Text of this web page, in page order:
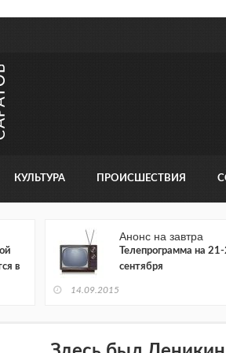
КУЛЬТУРА ПРОИСШЕСТВИЯ
в
Анонс на завтра
Телепрограмма на
сентября
14.09.2015